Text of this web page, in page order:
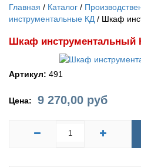
Главная Каталог
инструментальные КД
Шкаф
Шкаф инструментальный
Артикул: 491
Цена: 9 270,00 руб